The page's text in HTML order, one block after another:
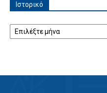
Ιστορικό
Ιστορικό